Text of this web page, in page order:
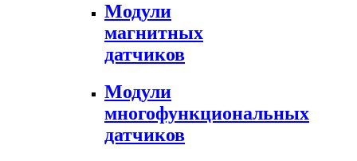
Модули
магнитных
датчиков
Модули
многофункциональных
датчиков